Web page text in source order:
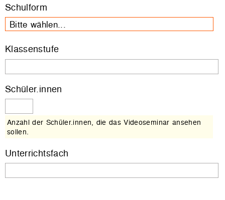
Schulform
Bitte wählen...
Klassenstufe
Schüler.innen
Anzahl der Schüler.innen, die das Videoseminar ansehen
sollen.
Unterrichtsfach